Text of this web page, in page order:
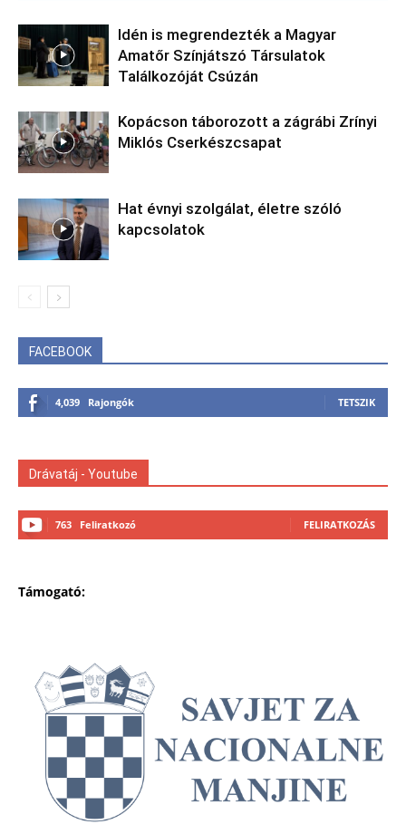
Idén is megrendezték a Magyar
Amatőr Színjátszó Társulatok
Találkozóját Csúzán
Kopácson táborozott a zágrábi Zrínyi
Miklós Cserkészcsapat
Hat évnyi szolgálat, életre szóló
kapcsolatok
FACEBOOK
4,039 Rajongók TETSZIK
Drávatáj - Youtube
763 Feliratkozó FELIRATKOZÁS
Támogató: